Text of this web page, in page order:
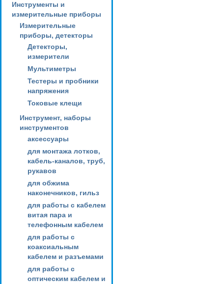
Инструменты и
измерительные приборы
Измерительные
приборы, детекторы
Детекторы,
измерители
Мультиметры
Тестеры и пробники
напряжения
Токовые клещи
Инструмент, наборы
инструментов
аксессуары
для монтажа лотков,
кабель-каналов, труб,
рукавов
для обжима
наконечников, гильз
для работы с кабелем
витая пара и
телефонным кабелем
для работы с
коаксиальным
кабелем и разъемами
для работы с
оптическим кабелем и